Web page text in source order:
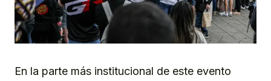
En la parte más institucional de este evento